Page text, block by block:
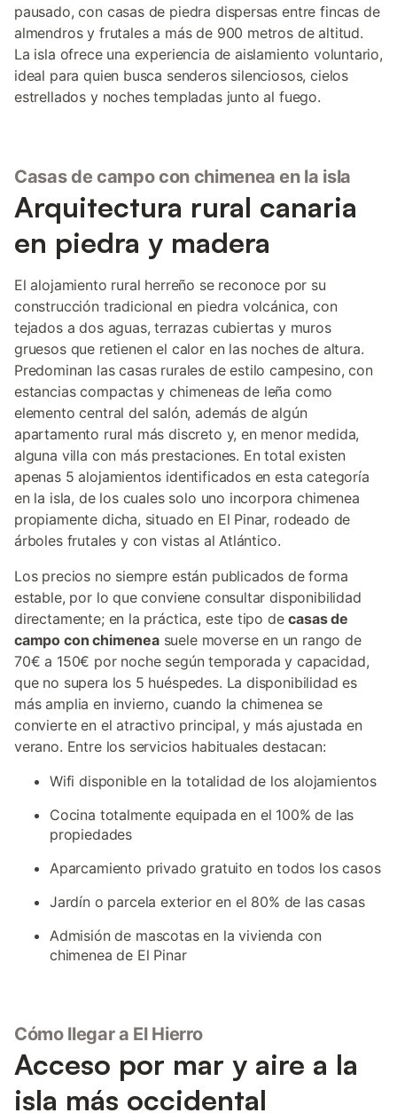
pausado, con casas de piedra dispersas entre fincas de
almendros y frutales a más de 900 metros de altitud.
La isla ofrece una experiencia de aislamiento voluntario,
ideal para quien busca senderos silenciosos, cielos
estrellados y noches templadas junto al fuego.
Casas de campo con chimenea en la isla
Arquitectura rural canaria
en piedra y madera
El alojamiento rural herreño se reconoce por su
construcción tradicional en piedra volcánica, con
tejados a dos aguas, terrazas cubiertas y muros
gruesos que retienen el calor en las noches de altura.
Predominan las casas rurales de estilo campesino, con
estancias compactas y chimeneas de leña como
elemento central del salón, además de algún
apartamento rural más discreto y, en menor medida,
alguna villa con más prestaciones. En total existen
apenas 5 alojamientos identificados en esta categoría
en la isla, de los cuales solo uno incorpora chimenea
propiamente dicha, situado en El Pinar, rodeado de
árboles frutales y con vistas al Atlántico.
Los precios no siempre están publicados de forma
estable, por lo que conviene consultar disponibilidad
directamente; en la práctica, este tipo decasas de
campo con chimeneasuele moverse en un rango de
70€ a 150€ por noche según temporada y capacidad,
que no supera los 5 huéspedes. La disponibilidad es
más amplia en invierno, cuando la chimenea se
convierte en el atractivo principal, y más ajustada en
verano. Entre los servicios habituales destacan:
Wifi disponible en la totalidad de los alojamientos
Cocina totalmente equipada en el 100% de las
propiedades
Aparcamiento privado gratuito en todos los casos
Jardín o parcela exterior en el 80% de las casas
Admisión de mascotas en la vivienda con
chimenea de El Pinar
Cómo llegar a El Hierro
Acceso por mar y aire a la
isla más occidental